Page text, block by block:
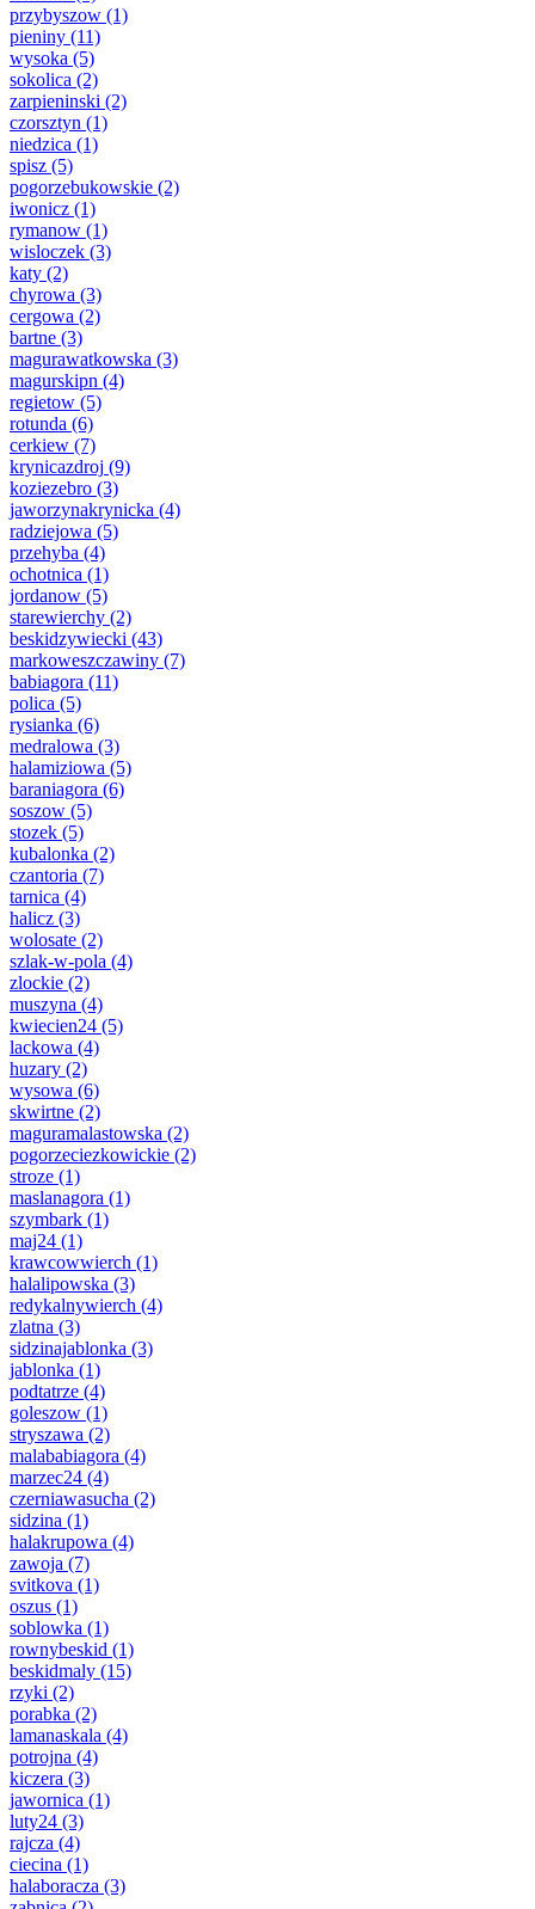
przybyszow (1)
pieniny (11)
wysoka (5)
sokolica (2)
zarpieninski (2)
czorsztyn (1)
niedzica (1)
spisz (5)
pogorzebukowskie (2)
iwonicz (1)
rymanow (1)
wisloczek (3)
katy (2)
chyrowa (3)
cergowa (2)
bartne (3)
magurawatkowska (3)
magurskipn (4)
regietow (5)
rotunda (6)
cerkiew (7)
krynicazdroj (9)
koziezebro (3)
jaworzynakrynicka (4)
radziejowa (5)
przehyba (4)
ochotnica (1)
jordanow (5)
starewierchy (2)
beskidzywiecki (43)
markoweszczawiny (7)
babiagora (11)
polica (5)
rysianka (6)
medralowa (3)
halamiziowa (5)
baraniagora (6)
soszow (5)
stozek (5)
kubalonka (2)
czantoria (7)
tarnica (4)
halicz (3)
wolosate (2)
szlak-w-pola (4)
zlockie (2)
muszyna (4)
kwiecien24 (5)
lackowa (4)
huzary (2)
wysowa (6)
skwirtne (2)
maguramalastowska (2)
pogorzeciezkowickie (2)
stroze (1)
maslanagora (1)
szymbark (1)
maj24 (1)
krawcowwierch (1)
halalipowska (3)
redykalnywierch (4)
zlatna (3)
sidzinajablonka (3)
jablonka (1)
podtatrze (4)
goleszow (1)
stryszawa (2)
malababiagora (4)
marzec24 (4)
czerniawasucha (2)
sidzina (1)
halakrupowa (4)
zawoja (7)
svitkova (1)
oszus (1)
soblowka (1)
rownybeskid (1)
beskidmaly (15)
rzyki (2)
porabka (2)
lamanaskala (4)
potrojna (4)
kiczera (3)
jawornica (1)
luty24 (3)
rajcza (4)
ciecina (1)
halaboracza (3)